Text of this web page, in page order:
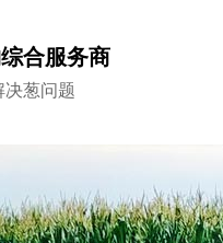
合服务商
葱问题